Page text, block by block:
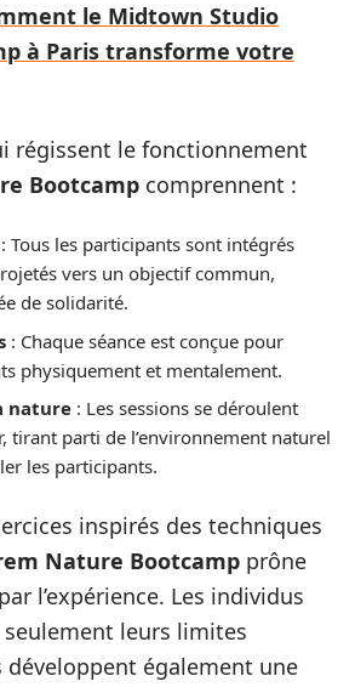
le Midtown Studio
à Paris transforme votre
régissent le fonctionnement
Bootcamp comprennent :
: Tous les participants sont intégrés
vers un objectif commun,
de solidarité.
: Chaque séance est conçue pour
physiquement et mentalement.
nature : Les sessions se déroulent
tirant parti de l’environnement naturel
les participants.
inspirés des techniques
Nature Bootcamp prône
l’expérience. Les individus
seulement leurs limites
développent également une